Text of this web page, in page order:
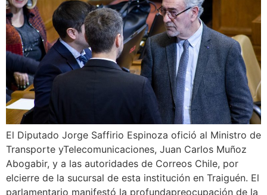
El Diputado Jorge Saffirio Espinoza ofició al Ministro de
Transporte yTelecomunicaciones, Juan Carlos Muñoz
Abogabir, y a las autoridades de Correos Chile, por
elcierre de la sucursal de esta institución en Traiguén. El
parlamentario manifestó la profundapreocupación de la